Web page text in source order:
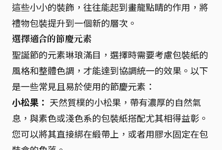
這些小小的裝飾，往往能起到畫龍點睛的作用，將
禮物包裝提升到一個新的層次。
選擇適合的節慶元素
聖誕節的元素琳琅滿目，選擇時需要考慮包裝紙的
風格和整體色調，才能達到協調統一的效果。以下
是一些常見且易於使用的節慶元素：
小松果： 天然質樸的小松果，帶有濃厚的自然氣
息，與素色或淺色系的包裝紙搭配尤其相得益彰。
您可以將其直接綁在緞帶上，或者用膠水固定在包